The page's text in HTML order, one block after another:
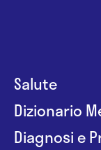
Salute
Dizionario
Diagnosi e